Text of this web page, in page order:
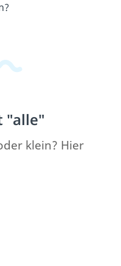
"alle"
klein? Hier